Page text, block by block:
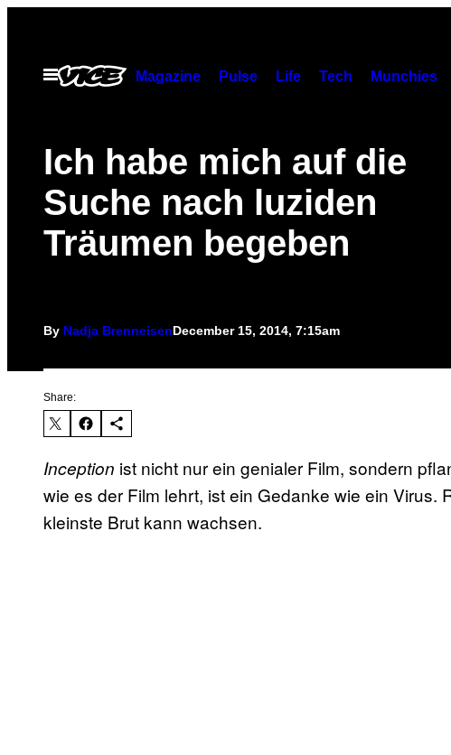
contentOpen
Menu
Magazine Pulse Life Tech Munchies
Ich habe mich auf die
Suche nach luziden
Träumen begeben
By Nadja BrenneisenDecember 15, 2014, 7:15am
Share:
Inception ist nicht nur ein genialer Film, sondern
wie es der Film lehrt, ist ein Gedanke wie ein Virus.
kleinste Brut kann wachsen.